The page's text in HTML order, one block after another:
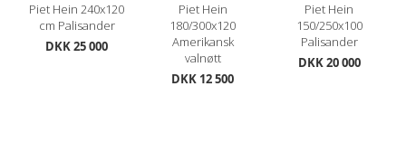
Piet Hein 240x120
cm Palisander
DKK 25 000
Piet Hein
180/300x120
Amerikansk
valnøtt
DKK 12 500
Piet Hein
150/250x100
Palisander
DKK 20 000